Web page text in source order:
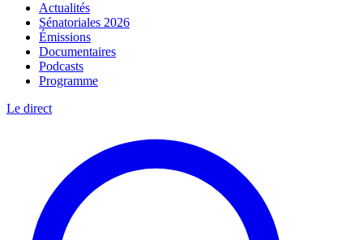
Actualités
Sénatoriales 2026
Émissions
Documentaires
Podcasts
Programme
Le direct